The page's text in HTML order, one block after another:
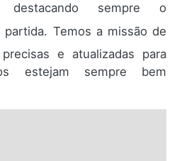
destacando sempre o
partida. Temos a missão de
e atualizadas para
estejam sempre bem